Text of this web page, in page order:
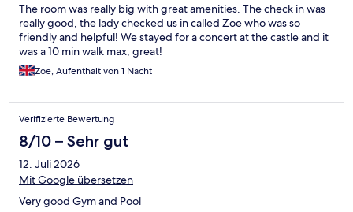
The room was really big with great amenities. The check in was
really good, the lady checked us in called Zoe who was so
friendly and helpful! We stayed for a concert at the castle and it
was a 10 min walk max, great!
Zoe, Aufenthalt von 1 Nacht
Verifizierte Bewertung
8/10 – Sehr gut
12. Juli 2026
Mit Google übersetzen
Very good Gym and Pool